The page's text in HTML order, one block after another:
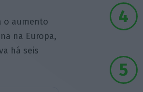
o aumento
na Europa,
há seis